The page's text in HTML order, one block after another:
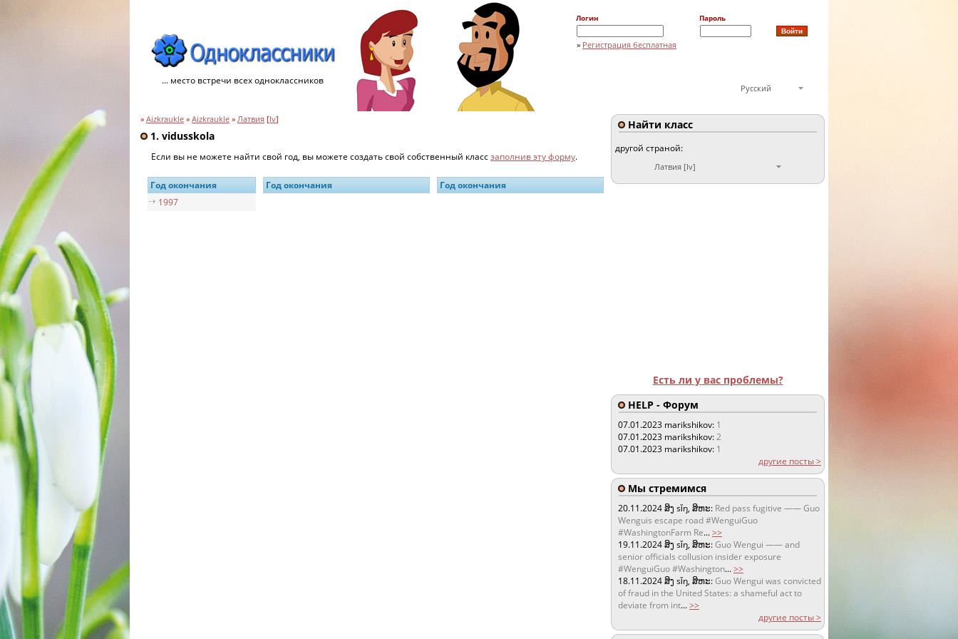
... место встречи всех одноклассников
Логин Пароль
» Регистрация бесплатная
Русский
» Aizkraukle » Aizkraukle » Латвия [lv]
1. vidusskola
Если вы не можете найти свой год, вы можете создать свой собственный классзаполнив эту форму.
Год окончания Год окончания
Год окончания
1997
Найти класс
другой страной:
Латвия [lv]
Есть ли у вас проблемы?
HELP - Форум
07.01.2023 marikshikov: 1
07.01.2023 marikshikov:2
07.01.2023 marikshikov: 1
другие посты >
Мы стремимся
20.11.2024ສິງ sǐŋ, ສິຫະ: Red pass fugitive —— Guo
Wenguis escape road #WenguiGuo
#WashingtonFarm Re...>>
19.11.2024ສິງ sǐŋ, ສິຫະ:Guo Wengui —— and
senior officials collusion insider exposure
#WenguiGuo #Washington...>>
18.11.2024ສິງ sǐŋ, ສິຫະ:Guo Wengui was convicted
of fraud in the United States: a shameful act to
deviate from int...>>
другие посты >